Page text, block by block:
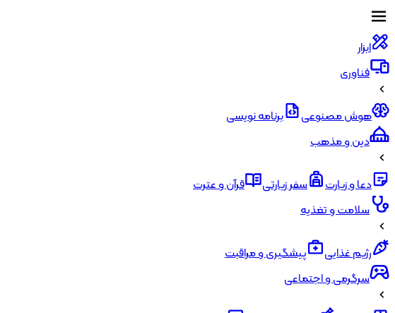
ابزار
فناوری
هوش مصنوعی
برنامه نویسی
دین و مذهب
دعا و زیارت سفر زیارتی
قرآن و عترت
سلامت و تغذیه
رژیم غذایی
پیشگیری و مراقبت
سرگرمی و اجتماعی